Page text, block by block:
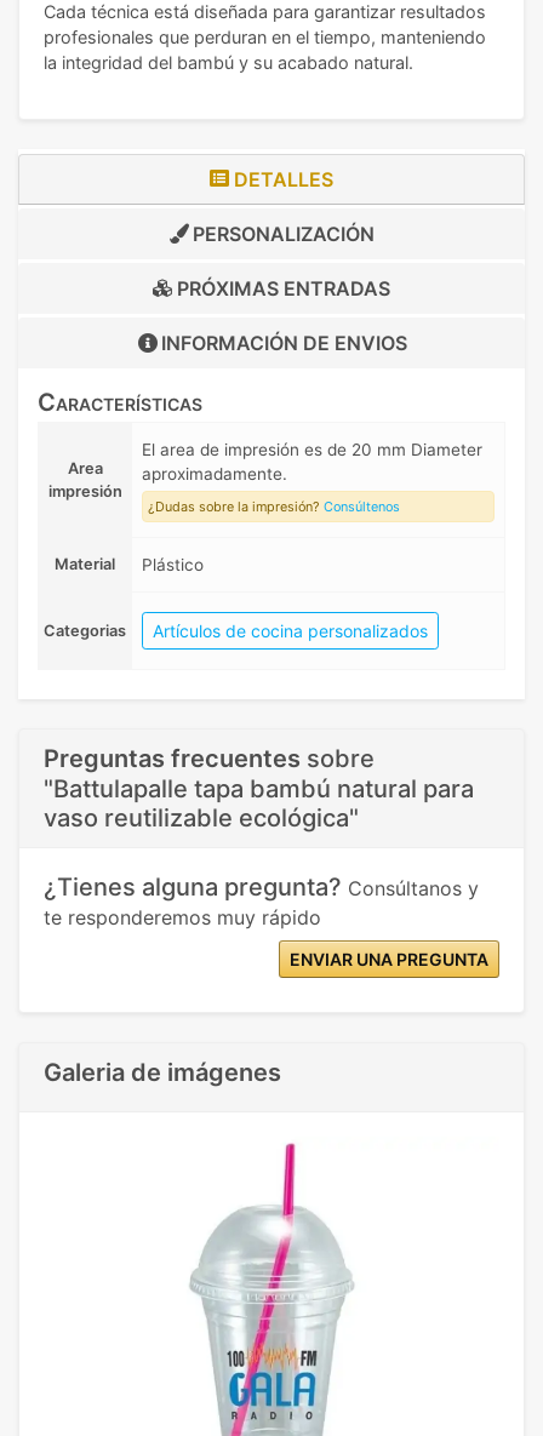
Cada técnica está diseñada para garantizar resultados
profesionales que perduran en el tiempo, manteniendo
la integridad del bambú y su acabado natural.
DETALLES
PERSONALIZACIÓN
PRÓXIMAS ENTRADAS
INFORMACIÓN DE ENVIOS
Características
Area
impresión
El area de impresión es de 20 mm Diameter
aproximadamente.
¿Dudas sobre la impresión? Consúltenos
Material Plástico
Categorias Artículos de cocina personalizados
Preguntas frecuentes sobre
"Battulapalle tapa bambú natural para
vaso reutilizable ecológica"
¿Tienes alguna pregunta? Consúltanos y
te responderemos muy rápido
ENVIAR UNA PREGUNTA
Galeria de imágenes